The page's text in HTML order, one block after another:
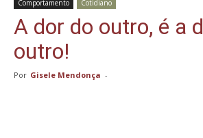
Comportamento Cotidiano
A dor do outro, é a
outro!
Por Gisele Mendonça -